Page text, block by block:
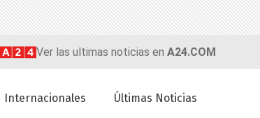
Ver las ultimas noticias en A24.COM
Internacionales Últimas Noticias